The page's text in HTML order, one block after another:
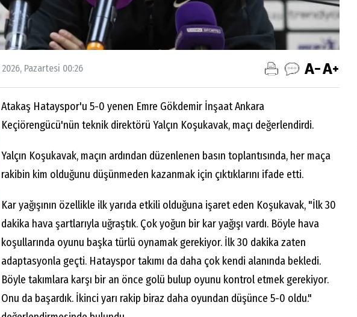
2026, Pazartesi 00:26
Atakaş Hatayspor'u 5-0 yenen Emre Gökdemir İnşaat Ankara
Keçiörengücü'nün teknik direktörü Yalçın Koşukavak, maçı değerlendirdi.
Yalçın Koşukavak, maçın ardından düzenlenen basın toplantısında, her maça
rakibin kim olduğunu düşünmeden kazanmak için çıktıklarını ifade etti.
Kar yağışının özellikle ilk yarıda etkili olduğuna işaret eden Koşukavak, "İlk 30
dakika hava şartlarıyla uğraştık. Çok yoğun bir kar yağışı vardı. Böyle hava
koşullarında oyunu başka türlü oynamak gerekiyor. İlk 30 dakika zaten
adaptasyonla geçti. Hatayspor takımı da daha çok kendi alanında bekledi.
Böyle takımlara karşı bir an önce golü bulup oyunu kontrol etmek gerekiyor.
Onu da başardık. İkinci yarı rakip biraz daha oyundan düşünce 5-0 oldu."